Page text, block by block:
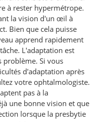
à rester hypermétrope.
la vision d'un œil à
Bien que cela puisse
apprend rapidement
L'adaptation est
problème. Si vous
d'adaptation après
votre ophtalmologiste.
pas à la
une bonne vision et que
lorsque la presbytie